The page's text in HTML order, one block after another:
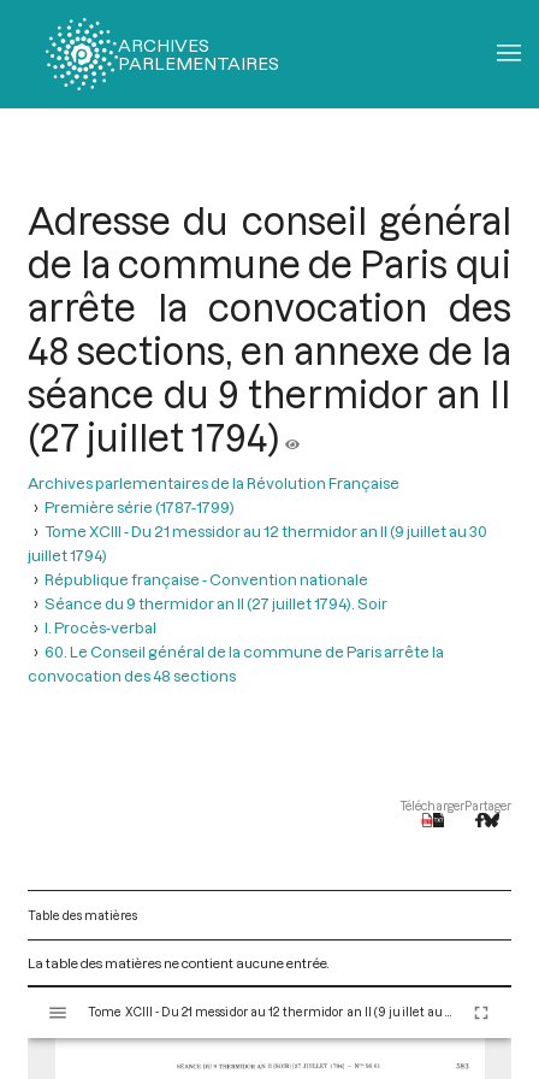
ARCHIVES
PARLEMENTAIRES
Adresse du conseil général
de la commune de Paris qui
arrête la convocation des
48 sections, en annexe de la
séance du 9 thermidor an II
(27 juillet 1794)
Archives parlementaires de la Révolution Française
Première série (1787-1799)
Tome XCIII - Du 21 messidor au 12 thermidor an II (9 juillet au 30
juillet 1794)
République française - Convention nationale
Séance du 9 thermidor an II (27 juillet 1794). Soir
I. Procès-verbal
60. Le Conseil général de la commune de Paris arrête la
convocation des 48 sections
TéléchargerPartager
Table des matières
La table des matières ne contient aucune entrée.
s